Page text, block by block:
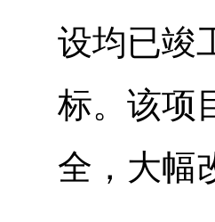
设均已竣
标。该项
全，大幅